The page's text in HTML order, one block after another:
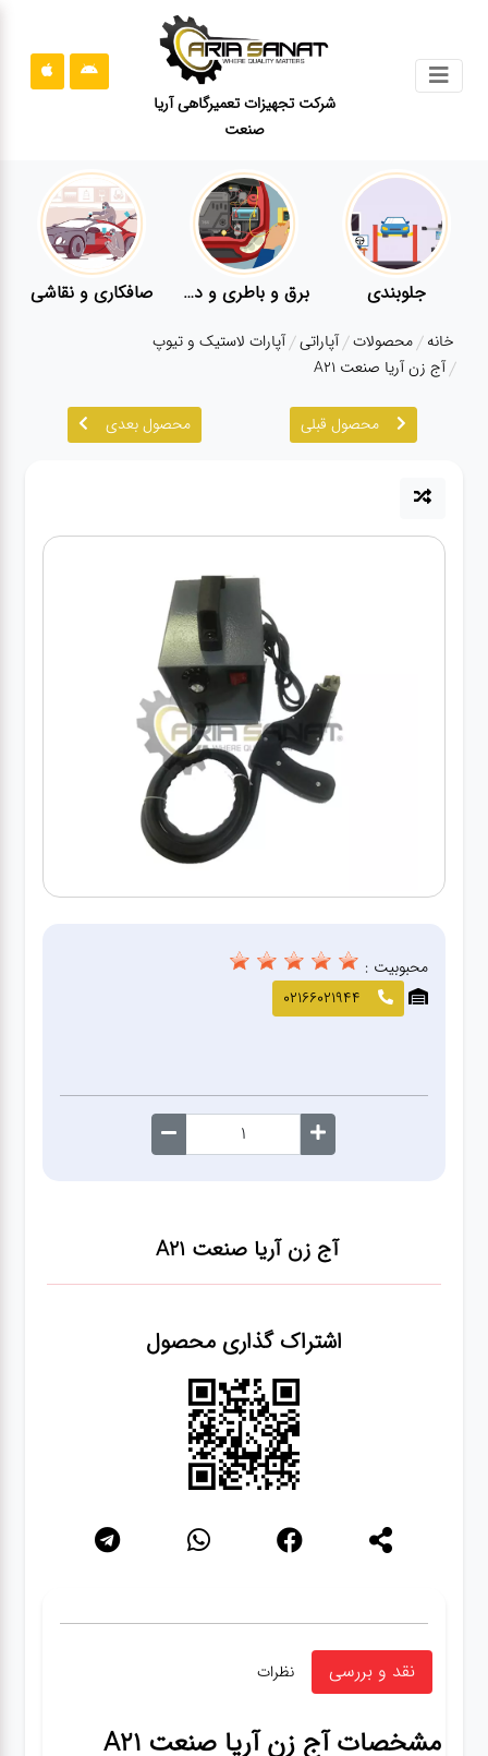
شرکت تجهیزات تعمیرگاهی آریا
صنعت
قوانین
سایت
ارتباط
درباره
ما
آپاراتی
دیاگ
صافکاری
و نقاشی
کارواش
فنی
جلوبندی برق و باطری و دیاگ صافکاری و نقاشی
خانه محصولات آپاراتی آپارات لاستیک و تیوپ
آج زن آریا صنعت A21
محصول قبلی محصول بعدی
آج زن آریا صنعت A21
اشتراک گذاری محصول
محبوبیت :
02166021944
نقد و بررسی نظرات
مشخصاتآج زن آریا صنعت A21